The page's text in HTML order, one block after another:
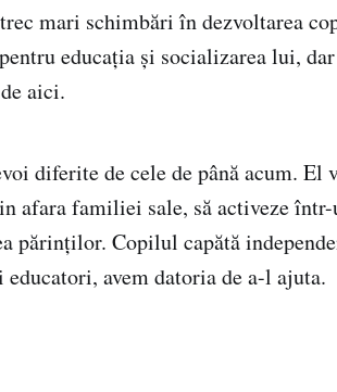
mari schimbări în dezvoltarea
educaţia şi socializarea lui,
aici.
diferite de cele de până acum. El
afara familiei sale, să activeze
părinților. Copilul capătă
avem datoria de a-l ajuta.